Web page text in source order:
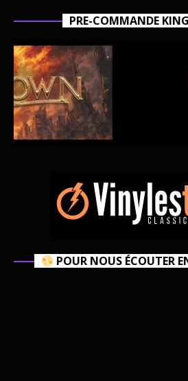
PRE-COMMANDE
POUR NOUS ÉCOUTER